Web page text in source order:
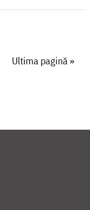
Last page
Ultima pagină »